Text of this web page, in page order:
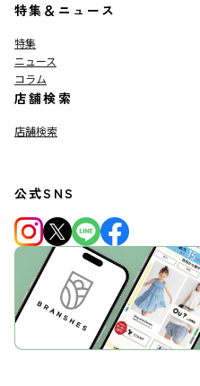
特集＆ニュース
特集
ニュース
コラム
店舗検索
店舗検索
公式SNS